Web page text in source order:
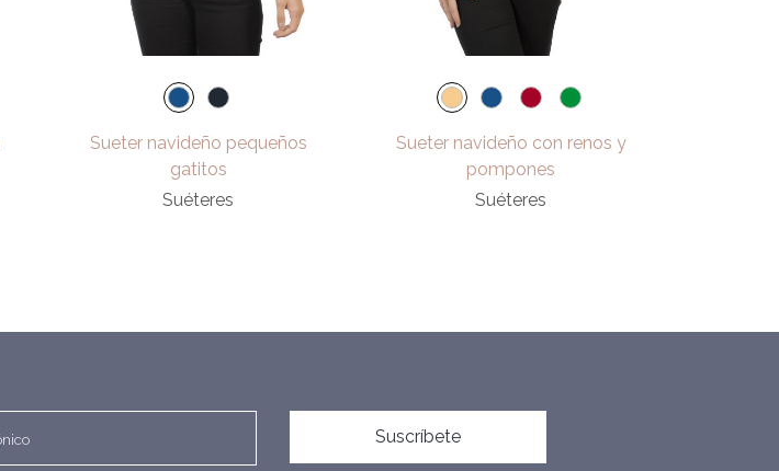
Sueter navideño pequeños
gatitos
Suéteres
Sueter navideño con renos y
pompones
Suéteres
Suscríbete